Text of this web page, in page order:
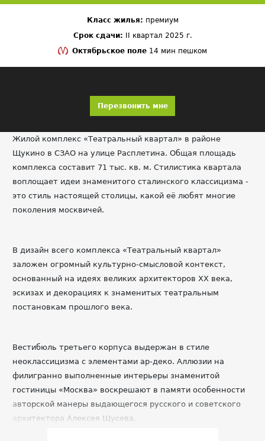
Класс жилья: премиум
Срок сдачи: II квартал 2025 г.
Октябрьское поле 14 мин пешком
Перезвонить мне
Жилой комплекс «Театральный квартал» в районе
Щукино в СЗАО на улице Расплетина. Общая площадь
комплекса составит 71 тыс. кв. м. Стилистика квартала
воплощает идеи знаменитого сталинского классицизма -
это стиль настоящей столицы, какой её любят многие
поколения москвичей.
В дизайн всего комплекса «Театральный квартал»
заложен огромный культурно-смысловой контекст,
основанный на идеях великих архитекторов XX века,
эскизах и декорациях к знаменитых театральным
постановкам прошлого века.
Вестибюль третьего корпуса выдержан в стиле
неоклассицизма с элементами ар-деко. Аллюзии на
филигранно выполненные интерьеры знаменитой
гостиницы «Москва» воскрешают в памяти особенности
авторской манеры выдающегося русского и советского
архитектора Алексея Щусева.